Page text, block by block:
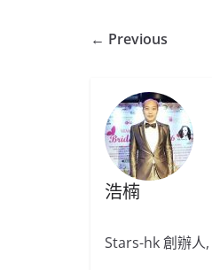
← Previous
浩楠
Stars-hk 創辦人